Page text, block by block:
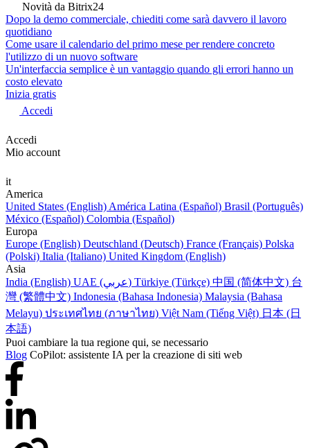
Novità da Bitrix24
Dopo la demo commerciale, chiediti come sarà davvero il lavoro
quotidiano
Come usare il calendario del primo mese per rendere concreto
l'utilizzo di un nuovo software
Un'interfaccia semplice è un vantaggio quando gli errori hanno un
costo elevato
Inizia gratis
Accedi
Accedi
Mio account
it
America
United States (English) América Latina (Español) Brasil (Português)
México (Español) Colombia (Español)
Europa
Europe (English) Deutschland (Deutsch) France (Français) Polska
(Polski) Italia (Italiano) United Kingdom (English)
Asia
India (English)
UAE (عربي) Türkiye (Türkçe) 中国 (简体中文) 台
灣 (繁體中文) Indonesia (Bahasa Indonesia) Malaysia (Bahasa
Melayu) ประเทศไทย (ภาษาไทย) Việt Nam (Tiếng Việt) 日本 (日
本語)
Puoi cambiare la tua regione qui, se necessario
Blog CoPilot: assistente IA per la creazione di siti web